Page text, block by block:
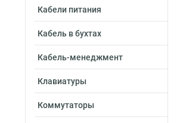
Кабели питания
Кабель в бухтах
Кабель-менеджмент
Клавиатуры
Коммутаторы